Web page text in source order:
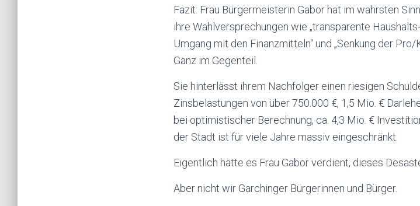
Fazit: Frau Bürgermeisterin Gabor hat im wahrsten
ihre Wahlversprechungen wie „transparente
Umgang mit den Finanzmitteln“ und „Senkung der
Ganz im Gegenteil.
Sie hinterlässt ihrem Nachfolger einen riesigen
Zinsbelastungen von über 750.000 €, 1,5 Mio. €
bei optimistischer Berechnung, ca. 4,3 Mio. €
der Stadt ist für viele Jahre massiv eingeschränkt.
Eigentlich hätte es Frau Gabor verdient, dieses
Aber nicht wir Garchinger Bürgerinnen und Bürger.